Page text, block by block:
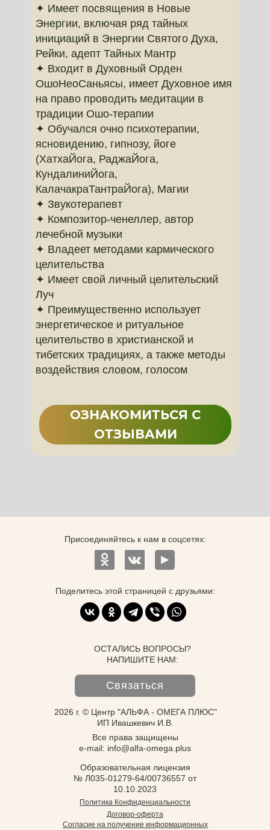
✦ Имеет посвящения в Новые
Энергии, включая ряд тайных
инициаций в Энергии Святого Духа,
Рейки, адепт Тайных Мантр
✦ Входит в Духовный Орден
ОшоНеоСаньясы, имеет Духовное имя
на право проводить медитации в
традиции Ошо-терапии
✦ Обучался очно психотерапии,
ясновидению, гипнозу, йоге
(ХатхаЙога, РаджаЙога,
КундалиниЙога,
КалачакраТантраЙога), Магии
✦ Звукотерапевт
✦ Композитор-ченеллер, автор
лечебной музыки
✦ Владеет методами кармического
целительства
✦ Имеет свой личный целительский
Луч
✦ Преимущественно использует
энергетическое и ритуальное
целительство в христианской и
тибетских традициях, а также методы
воздействия словом, голосом
ОЗНАКОМИТЬСЯ С
ОТЗЫВАМИ
2026 г. © Центр "АЛЬФА - ОМЕГА ПЛЮС"
ИП Ивашкевич И.В.
Поделитесь этой страницей с друзьями:
ОСТАЛИСЬ ВОПРОСЫ?
НАПИШИТЕ НАМ:
Связаться
Политика Конфиденциальности
Договор-оферта
Согласие на получение информационных
Присоединяйтесь к нам в соцсетях:
Все права защищены
e-mail: info@alfa-omega.plus
Образовательная лицензия
№ Л035-01279-64/00736557 от
10.10.2023